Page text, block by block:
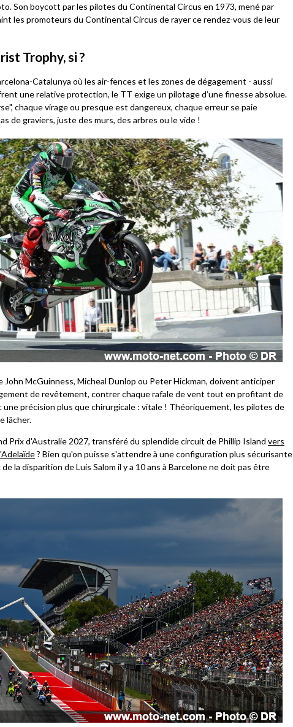
Son boycott par les pilotes du Continental Circus en 1973, mené par
les promoteurs du Continental Circus de rayer ce rendez-vous de leur
Trophy, si ?
Catalunya où les air-fences et les zones de dégagement - aussi
une relative protection, le TT exige un pilotage d’une finesse absolue.
chaque virage ou presque est dangereux, chaque erreur se paie
de graviers, juste des murs, des arbres ou le vide !
John McGuinness, Micheal Dunlop ou Peter Hickman, doivent anticiper
de revêtement, contrer chaque rafale de vent tout en profitant de
une précision plus que chirurgicale : vitale ! Théoriquement, les pilotes de
lâcher.
Prix d'Australie 2027, transféré du splendide circuit de Phillip Island vers
? Bien qu'on puisse s'attendre à une configuration plus sécurisante
la disparition de Luis Salom il y a 10 ans à Barcelone ne doit pas être